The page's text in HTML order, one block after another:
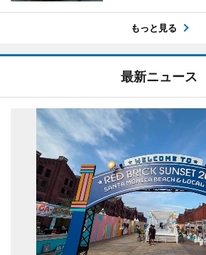
もっと見る
最新ニュース